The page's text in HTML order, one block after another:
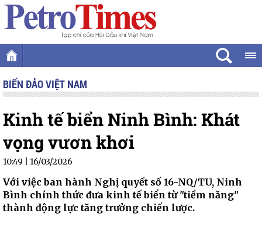
BIỂN ĐẢO VIỆT NAM
Kinh tế biển Ninh Bình: Khát
vọng vươn khơi
10:49 | 16/03/2026
Với việc ban hành Nghị quyết số 16-NQ/TU, Ninh
Bình chính thức đưa kinh tế biển từ "tiềm năng"
thành động lực tăng trưởng chiến lược.